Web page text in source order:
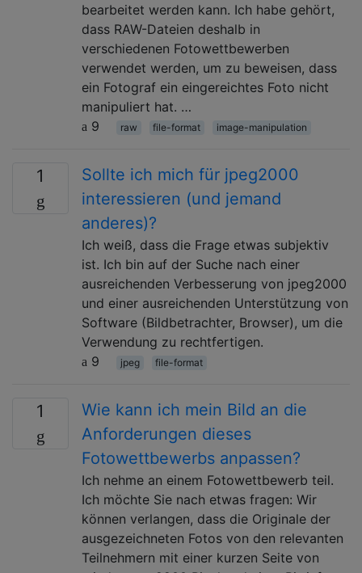
bearbeitet werden kann. Ich habe gehört,
dass RAW-Dateien deshalb in
verschiedenen Fotowettbewerben
verwendet werden, um zu beweisen, dass
ein Fotograf ein eingereichtes Foto nicht
manipuliert hat. …
9
raw file-format image-manipulation
1
Sollte ich mich für jpeg2000
interessieren (und jemand
anderes)?
Ich weiß, dass die Frage etwas subjektiv
ist. Ich bin auf der Suche nach einer
ausreichenden Verbesserung von jpeg2000
und einer ausreichenden Unterstützung von
Software (Bildbetrachter, Browser), um die
Verwendung zu rechtfertigen.
9
jpeg file-format
1
Wie kann ich mein Bild an die
Anforderungen dieses
Fotowettbewerbs anpassen?
Ich nehme an einem Fotowettbewerb teil.
Ich möchte Sie nach etwas fragen: Wir
können verlangen, dass die Originale der
ausgezeichneten Fotos von den relevanten
Teilnehmern mit einer kurzen Seite von